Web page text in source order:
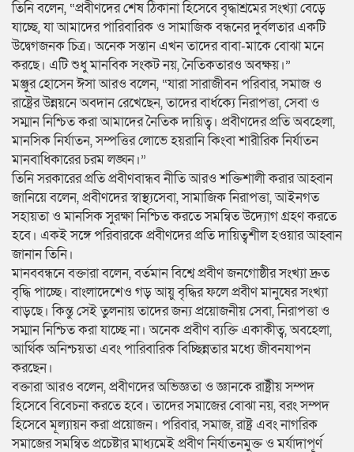
তিনি বলেন, “প্রবীণদের শেষ ঠিকানা হিসেবে বৃদ্ধাশ্রমের সংখ্যা বেড়ে
যাচ্ছে, যা আমাদের পারিবারিক ও সামাজিক বন্ধনের দুর্বলতার একটি
উদ্বেগজনক চিত্র। অনেক সন্তান এখন তাদের বাবা-মাকে বোঝা মনে
করছে। এটি শুধু মানবিক সংকট নয়, নৈতিকতারও অবক্ষয়।”
মঞ্জুর হোসেন ঈসা আরও বলেন, “যারা সারাজীবন পরিবার, সমাজ ও
রাষ্ট্রের উন্নয়নে অবদান রেখেছেন, তাদের বার্ধক্যে নিরাপত্তা, সেবা ও
সম্মান নিশ্চিত করা আমাদের নৈতিক দায়িত্ব। প্রবীণদের প্রতি অবহেলা,
মানসিক নির্যাতন, সম্পত্তির লোভে হয়রানি কিংবা শারীরিক নির্যাতন
মানবাধিকারের চরম লঙ্ঘন।”
তিনি সরকারের প্রতি প্রবীণবান্ধব নীতি আরও শক্তিশালী করার আহ্বান
জানিয়ে বলেন, প্রবীণদের স্বাস্থ্যসেবা, সামাজিক নিরাপত্তা, আইনগত
সহায়তা ও মানসিক সুরক্ষা নিশ্চিত করতে সমন্বিত উদ্যোগ গ্রহণ করতে
হবে। একই সঙ্গে পরিবারকে প্রবীণদের প্রতি দায়িত্বশীল হওয়ার আহ্বান
জানান তিনি।
মানববন্ধনে বক্তারা বলেন, বর্তমান বিশ্বে প্রবীণ জনগোষ্ঠীর সংখ্যা দ্রুত
বৃদ্ধি পাচ্ছে। বাংলাদেশেও গড় আয়ু বৃদ্ধির ফলে প্রবীণ মানুষের সংখ্যা
বাড়ছে। কিন্তু সেই তুলনায় তাদের জন্য প্রয়োজনীয় সেবা, নিরাপত্তা ও
সম্মান নিশ্চিত করা যাচ্ছে না। অনেক প্রবীণ ব্যক্তি একাকীত্ব, অবহেলা,
আর্থিক অনিশ্চয়তা এবং পারিবারিক বিচ্ছিন্নতার মধ্যে জীবনযাপন
করছেন।
বক্তারা আরও বলেন, প্রবীণদের অভিজ্ঞতা ও জ্ঞানকে রাষ্ট্রীয় সম্পদ
হিসেবে বিবেচনা করতে হবে। তাদের সমাজের বোঝা নয়, বরং সম্পদ
হিসেবে মূল্যায়ন করা প্রয়োজন। পরিবার, সমাজ, রাষ্ট্র এবং নাগরিক
সমাজের সমন্বিত প্রচেষ্টার মাধ্যমেই প্রবীণ নির্যাতনমুক্ত ও মর্যাদাপূর্ণ